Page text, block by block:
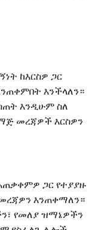
ከእርስዎ ጋር
እንችላለን።
እንዲሁም ስለ
መረጃዎች እርስዎን
ጋር የተያያዙ
እንጠቀማለን።
የመለያ ዝማኔዎችን